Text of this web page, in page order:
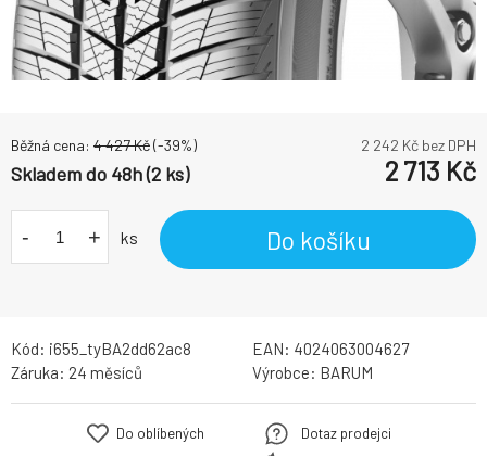
Běžná cena: 4 427Kč(-39%) 2 242 Kč bez DPH
Skladem do 48h (2 ks) 2 713 Kč
- + ks Do košíku
Kód: i655_tyBA2dd62ac8 EAN: 4024063004627
Záruka: 24 měsíců Výrobce: BARUM
Do oblíbených
Dotaz prodejci